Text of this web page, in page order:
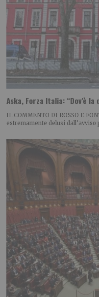
Aska, Forza Italia: “Dov’è
IL COMMENTO DI ROSSO E
estremamente delusi